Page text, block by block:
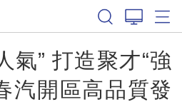
氣” 打造聚才“強
開區高品質發